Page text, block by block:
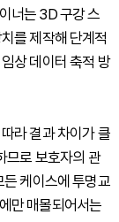
너는 3D 구강 스
를 제작해 단계적
상 데이터 축적 방
라 결과 차이가 클
므로 보호자의 관
케이스에 투명교
만 매몰되어서는